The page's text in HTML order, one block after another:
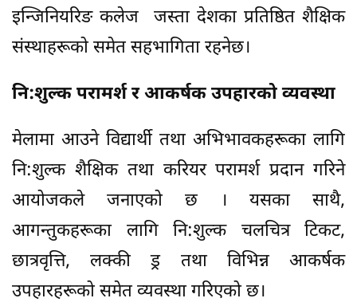
इन्जिनियरिङ कलेज जस्ता देशका प्रतिष्ठित शैक्षिक
संस्थाहरूको समेत सहभागिता रहनेछ।
​नि:शुल्क परामर्श र आकर्षक उपहारको व्यवस्था
मेलामा आउने विद्यार्थी तथा अभिभावकहरूका लागि
नि:शुल्क शैक्षिक तथा करियर परामर्श प्रदान गरिने
आयोजकले जनाएको छ । यसका साथै,
आगन्तुकहरूका लागि नि:शुल्क चलचित्र टिकट,
छात्रवृत्ति, लक्की ड्र तथा विभिन्न आकर्षक
उपहारहरूको समेत व्यवस्था गरिएको छ।